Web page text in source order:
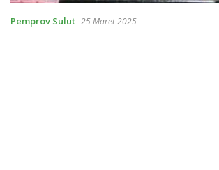
Pemprov Sulut 25 Maret 2025